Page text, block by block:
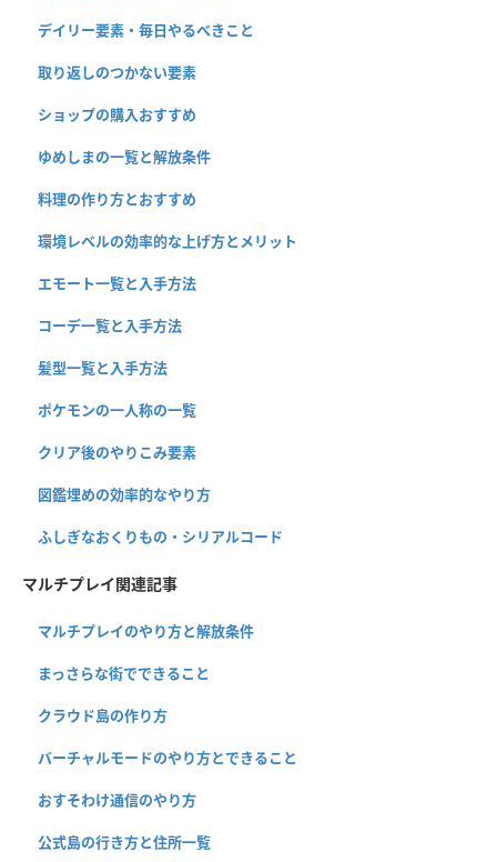
デイリー要素・毎日やるべきこと
取り返しのつかない要素
ショップの購入おすすめ
ゆめしまの一覧と解放条件
料理の作り方とおすすめ
環境レベルの効率的な上げ方とメリット
エモート一覧と入手方法
コーデ一覧と入手方法
髪型一覧と入手方法
ポケモンの一人称の一覧
クリア後のやりこみ要素
図鑑埋めの効率的なやり方
ふしぎなおくりもの・シリアルコード
マルチプレイ関連記事
マルチプレイのやり方と解放条件
まっさらな街でできること
クラウド島の作り方
バーチャルモードのやり方とできること
おすそわけ通信のやり方
公式島の行き方と住所一覧